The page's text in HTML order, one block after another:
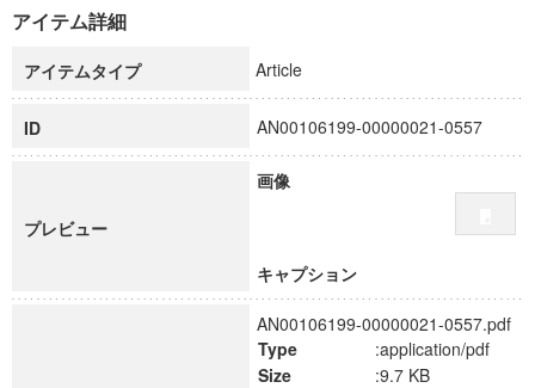
科学研究費補助金研究成果報告書
慶應義塾大学グローバルCOEプログラム市民社会ガバナンス
慶應義塾大学グローバルCOEプログラム論理と感性の先端的
博士課程教育リーディングプログラム「超成熟社会発展のサ
学術雑誌掲載論文等(8)
アイテム詳細
アイテムタイプ Article
ID AN00106199-00000021-0557
プレビュー
画像
キャプション
AN00106199-00000021-0557.pdf
Type
:application/pdf
Size
:9.7 KB